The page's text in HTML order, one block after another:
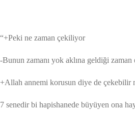
“+Peki ne zaman çekiliyor
-Bunun zamanı yok aklına geldiği zaman
+Allah annemi korusun diye de çekebilir
7 senedir bi hapishanede büyüyen ona